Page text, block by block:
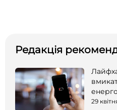
Редакція
29